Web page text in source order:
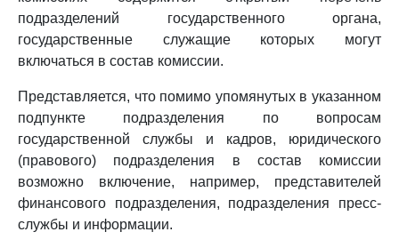
подразделений государственного органа,
государственные служащие которых могут
включаться в состав комиссии.
Представляется, что помимо упомянутых в указанном
подпункте подразделения по вопросам
государственной службы и кадров, юридического
(правового) подразделения в состав комиссии
возможно включение, например, представителей
финансового подразделения, подразделения пресс-
службы и информации.